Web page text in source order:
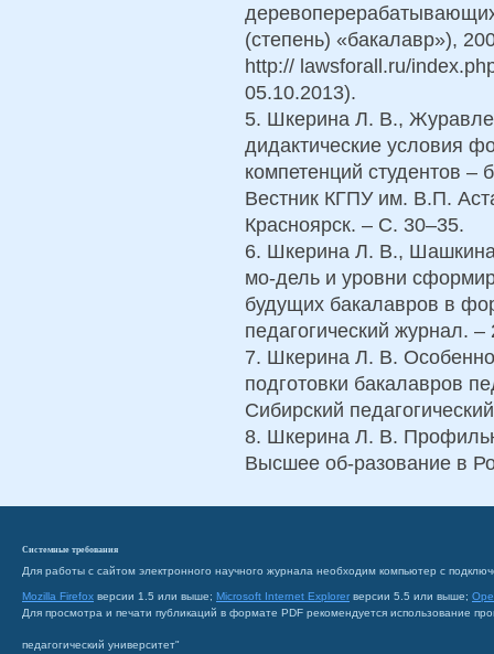
(степень) «бакалавр»),
http:// lawsforall.ru/
05.10.2013).
5. Шкерина Л. В.,
дидактические условия
компетенций студентов –
Вестник КГПУ им. В.П.
Красноярск. – С. 30–35.
6. Шкерина Л. В.,
мо-дель и уровни
будущих бакалавров в
педагогический журнал.
7. Шкерина Л. В.
подготовки бакалавров
Сибирский
8. Шкерина Л. В.
Высшее об-разование в
Системные требования
Для работы с сайтом электронного научного журнала необходим компьютер с
Mozilla Firefox версии 1.5 или выше; Microsoft Internet Explorer версии 5.5 или выше;
Для просмотра и печати публикаций в формате PDF рекомендуется использование
педагогический университет"